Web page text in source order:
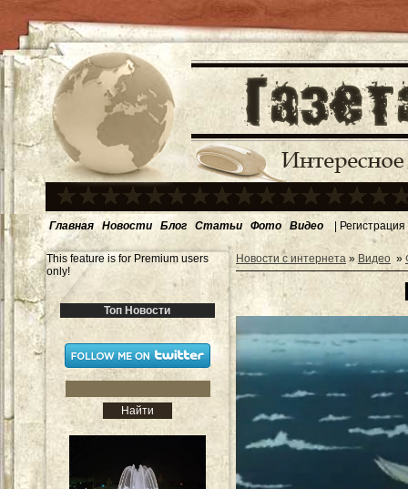
Главная Новости Блог Статьи Фото Видео | Регистрация
This feature is for Premium users
only!
Топ Новости
Новости с интернета » Видео »